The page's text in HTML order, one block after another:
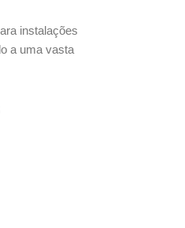
instalações
a uma vasta